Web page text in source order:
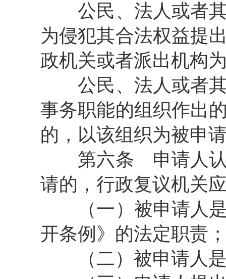
公民、法人或者其
为侵犯其合法权益提
政机关或者派出机构
公民、法人或者其
事务职能的组织作出
的，以该组织为被申
第六条 申请人
请的，行政复议机关
（一）被申请人是
开条例》的法定职责
（二）被申请人是